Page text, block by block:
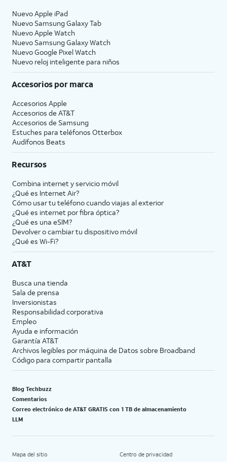
Nuevo Apple iPad
Nuevo Samsung Galaxy Tab
Nuevo Apple Watch
Nuevo Samsung Galaxy Watch
Nuevo Google Pixel Watch
Nuevo reloj inteligente para niños
Accesorios por marca
Accesorios Apple
Accesorios de AT&T
Accesorios de Samsung
Estuches para teléfonos Otterbox
Audífonos Beats
Recursos
Combina internet y servicio móvil
¿Qué es Internet Air?
Cómo usar tu teléfono cuando viajas al exterior
¿Qué es internet por fibra óptica?
¿Qué es una eSIM?
Devolver o cambiar tu dispositivo móvil
¿Qué es Wi-Fi?
AT&T
Busca una tienda
Sala de prensa
Inversionistas
Responsabilidad corporativa
Empleo
Ayuda e información
Garantía AT&T
Archivos legibles por máquina de Datos sobre Broadband
Código para compartir pantalla
Blog Techbuzz
Comentarios
Correo electrónico de AT&T GRATIS con 1 TB de almacenamiento
LLM
Mapa del sitio Centro de privacidad